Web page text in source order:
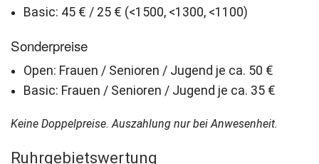
Basic: 45 € / 25 € (<1500, <1300, <1100)
Sonderpreise
Open: Frauen / Senioren / Jugend je ca. 50 €
Basic: Frauen / Senioren / Jugend je ca. 35 €
Keine Doppelpreise. Auszahlung nur bei Anwesenheit.
Ruhrgebietswertung